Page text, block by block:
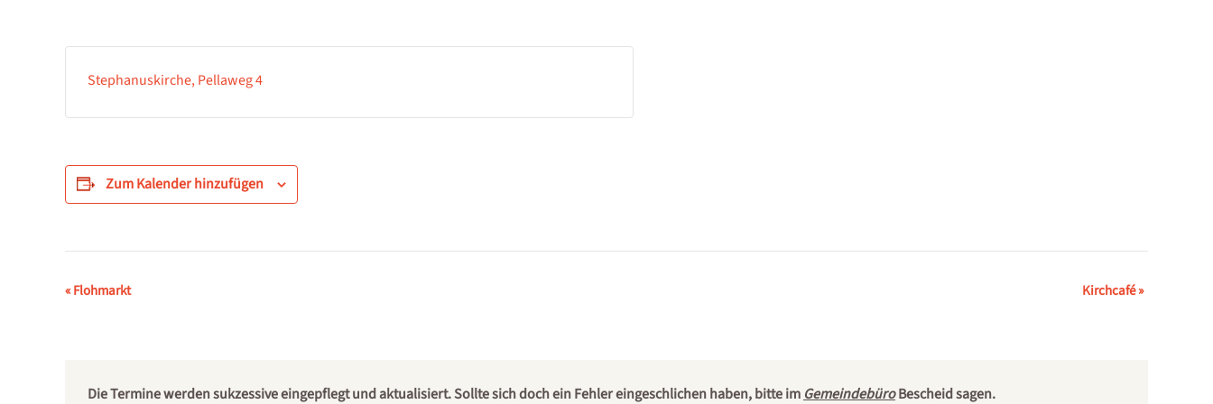
Stephanuskirche, Pellaweg 4
Zum Kalender hinzufügen
Veranstaltung-
«Flohmarkt Kirchcafé»
Die Termine werden sukzessive eingepflegt und aktualisiert. Sollte sich doch ein Fehler eingeschlichen haben, bitte im GemeindebüroBescheid sagen.